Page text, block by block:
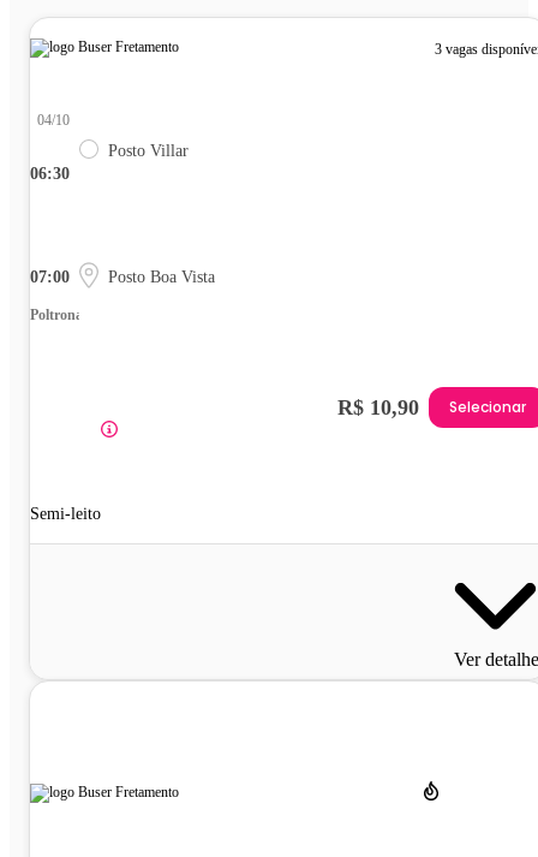
3 vagas
06:30
04/10
Posto Villar
07:00 Posto Boa Vista
Poltrona
Semi-leito
R$ 10,90 Selecionar
Ver